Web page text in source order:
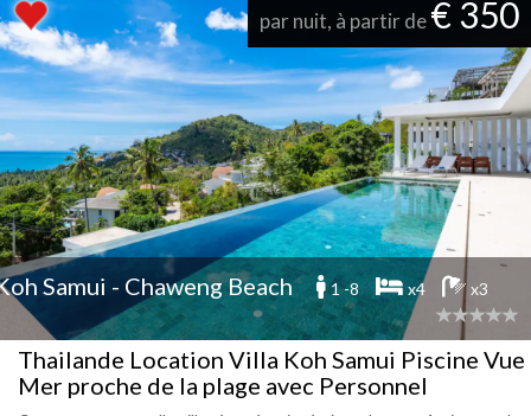
par nuit, à partir de€ 350
Samui - Chaweng Beach 1 -8 x4 x3
Thailande Location Villa Koh Samui Piscine Vue
Mer proche de la plage avec Personnel